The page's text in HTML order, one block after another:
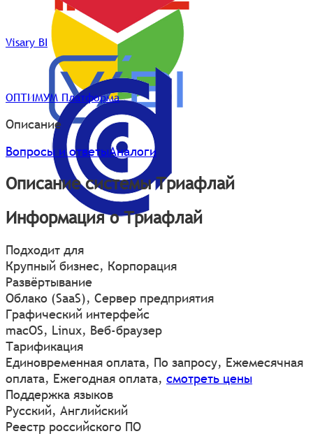
Visary BI
ОПТИМУМ Платформа
Описание
Вопросы и ответыАналоги
Описание системы Триафлай
Информация о Триафлай
Подходит для
Крупный бизнес, Корпорация
Развёртывание
Облако (SaaS), Сервер предприятия
Графический интерфейс
macOS, Linux, Веб-браузер
Тарификация
Единовременная оплата, По запросу, Ежемесячная
оплата, Ежегодная оплата, смотреть цены
Поддержка языков
Русский, Английский
Реестр российского ПО